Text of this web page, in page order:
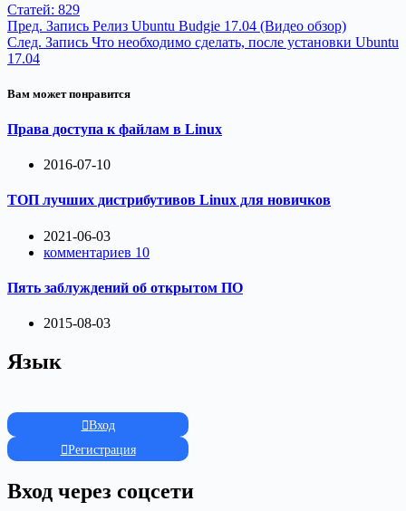
Статей: 829
Пред. Запись Релиз Ubuntu Budgie 17.04 (Видео обзор)
След. Запись Что необходимо сделать, после установки Ubuntu
17.04
Вам может понравится
Права доступа к файлам в Linux
2016-07-10
ТОП лучших дистрибутивов Linux для новичков
2021-06-03
комментариев 10
Пять заблуждений об открытом ПО
2015-08-03
Язык
Вход
Регистрация
Вход через соцсети